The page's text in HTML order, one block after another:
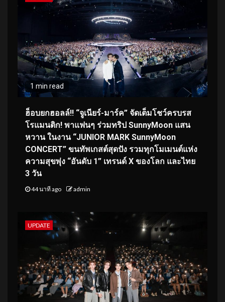
1 min read
ฮ็อบยกฮอลล์!! “จูเนียร์-มาร์ค” จัดเต็มโชว์ครบรส
โรแมนติก! พาแฟนๆ ร่วมทริป SunnyMoon แสน
หวาน ในงาน “JUNIOR MARK SunnyMoon
CONCERT” ขนทัพเกสต์สุดปัง รวมทุกโมเมนต์แห่ง
ความสุขพุ่ง “อันดับ 1” เทรนด์ X ของโลก และไทย
3 วัน
44 นาที ago admin
UPDATE